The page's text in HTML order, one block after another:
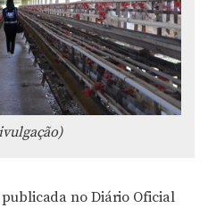
no Diário Oficial